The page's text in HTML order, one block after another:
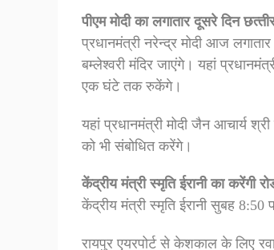
पीएम मोदी का लगातार दूसरे दिन
प्रधानमंत्री नरेन्‍द्र मोदी आज
बम्‍लेश्‍वरी मंदिर जाएंगे। यहां
एक घंटे तक रुकेंगे।
यहां प्रधानमंत्री मोदी जैन आचार्य
को भी संबोधित करेंगे।
केंद्रीय मंत्री स्मृति ईरानी का करेंगी
केंद्रीय मंत्री स्मृति ईरानी सुबह 8:50
रायपुर एयरपोर्ट से केशकाल के लिए